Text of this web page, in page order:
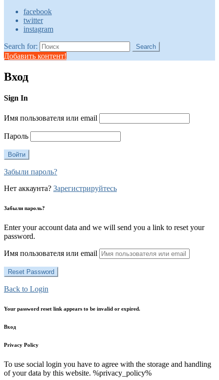
facebook
twitter
instagram
Search for: Search
Добавить контент!
Вход
Sign In
Имя пользователя или email
Пароль
Забыли пароль?
Нет аккаунта? Зарегистрируйтесь
Забыли пароль?
Enter your account data and we will send you a link to reset your
password.
Имя пользователя или email
Back to Login
Your password reset link appears to be invalid or expired.
Вход
Privacy Policy
To use social login you have to agree with the storage and handling
of your data by this website. %privacy_policy%